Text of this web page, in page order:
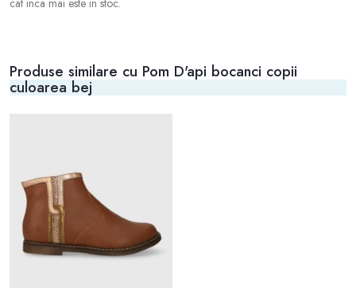
Produse similare cu Pom D'api bocanci copii
culoarea bej